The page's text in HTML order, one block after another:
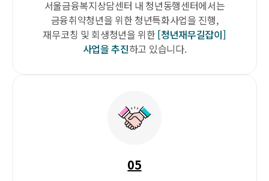
서울금융복지상담센터 내 청년동행센터에서는
금융취약청년을 위한 청년특화사업을 진행,
재무코칭 및 회생청년을 위한 [청년재무길잡이]
사업을 추진하고 있습니다.
05